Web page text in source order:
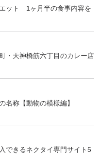
エット 1ヶ月半の食事内容を
・天神橋筋六丁目のカレー店
称【動物の模様編】
できるネクタイ専門サイト5